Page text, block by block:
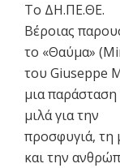
Το ΔΗ.ΠΕ.ΘΕ.
Βέροιας
το «Θαύμα»
του Giuseppe
μια
μιλά για την
προσφυγιά, τη
και την